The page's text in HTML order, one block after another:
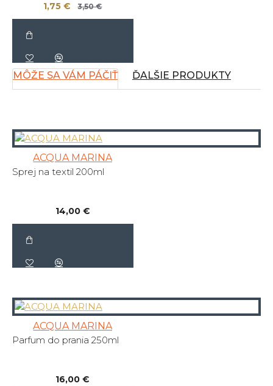
1,75 € 3,50 €
MÔŽE SA VÁM PÁČIŤ ĎALŠIE PRODUKTY
ACQUA MARINA
Sprej na textil 200ml
14,00 €
ACQUA MARINA
Parfum do prania 250ml
16,00 €